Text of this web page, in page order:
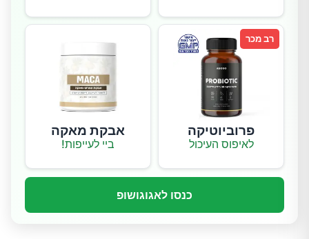
רב מכר
פרוביוטיקה
לאיפוס העיכול
אבקת מאקה
ביי לעייפות!
כנסו לאגוגושופ